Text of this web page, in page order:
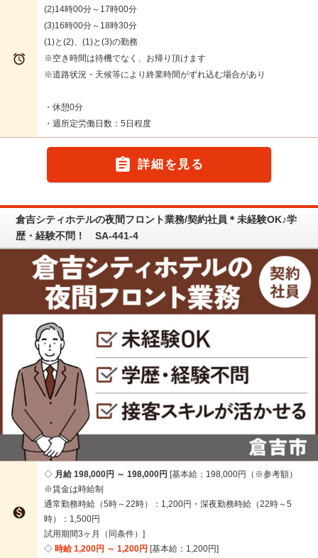

(2)14時00分～17時00分
(3)16時00分～18時30分
(1)と(2)、(1)と(3)の勤務
※空き時間は待機でなく、お帰り頂けます
※道路状況・天候等により終業時間がずれ込む場合があり
・休憩0分
・週所定労働日数：5日程度
 詳細を見る
倉吉シティホテルの夜間フロント業務/契約社員＊未経験OK♪学
歴・経験不問！ SA-441-4

月給 198,000円 ～ 198,000円 基本給：198,000円（※参考額）
※賃金は時給制
通常勤務時給（5時～22時）：1,200円・深夜勤務時給（22時～5
時）：1,500円
試用期間3ヶ月（同条件）
時給 1,200円 ～ 1,200円 基本給：1,200円